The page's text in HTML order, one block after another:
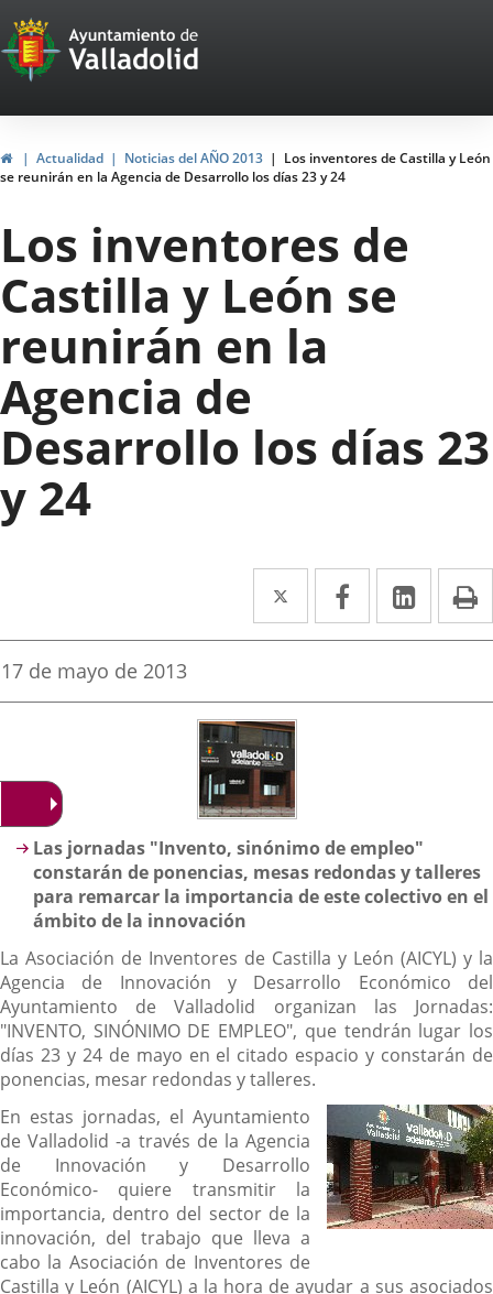
Portal
Web
del
Ayuntamiento
de
Valladolid
HomeActualidad Noticias del AÑO 2013
Los inventores de Castilla y León
se reunirán en la Agencia de Desarrollo los días 23 y 24
Los inventores de
Castilla y León se
reunirán en la
Agencia de
Desarrollo los días 23
y 24
Twitter
Enlace
a
aplicación
externa.
Facebook
Enlace
a
aplicación
Enlace
a
Fecha
la
17 de mayo de 2013
Descripción
Las jornadas "Invento, sinónimo de empleo"
constarán de ponencias, mesas redondas y talleres
para remarcar la importancia de este colectivo en el
ámbito de la innovación
La Asociación de Inventores de Castilla y León (AICYL) y la
Agencia de Innovación y Desarrollo Económico del
Ayuntamiento de Valladolid organizan las Jornadas:
"INVENTO, SINÓNIMO DE EMPLEO", que tendrán lugar los
días 23 y 24 de mayo en el citado espacio y constarán de
ponencias, mesar redondas y talleres.
En estas jornadas, el Ayuntamiento
de Valladolid -a través de la Agencia
de Innovación y Desarrollo
Económico- quiere transmitir la
importancia, dentro del sector de la
innovación, del trabajo que lleva a
cabo la Asociación de Inventores de
Castilla y León (AICYL) a la hora de ayudar a sus asociados